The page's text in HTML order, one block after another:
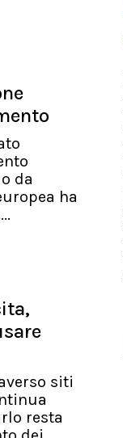
da
ha
siti
resta